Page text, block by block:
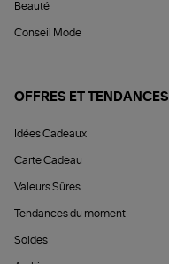
Beauté
Conseil Mode
OFFRES ET TENDANCES
Idées Cadeaux
Carte Cadeau
Valeurs Sûres
Tendances du moment
Soldes